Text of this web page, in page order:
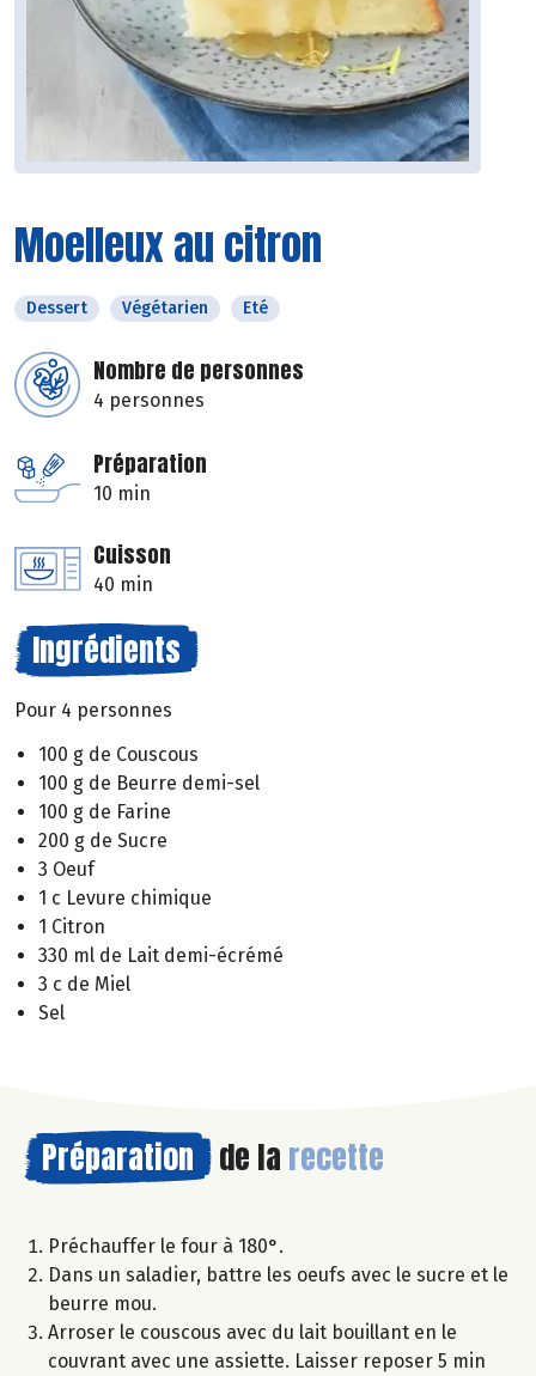
Moelleux au citron
Dessert Végétarien Eté
Nombre de personnes
4 personnes
Préparation
10 min
Cuisson
40 min
Ingrédients
Pour 4 personnes
100 g de Couscous
100 g de Beurre demi-sel
100 g de Farine
200 g de Sucre
3 Oeuf
1 c Levure chimique
1 Citron
330 ml de Lait demi-écrémé
3 c de Miel
Sel
Préparation de la recette
Préchauffer le four à 180°.
Dans un saladier, battre les oeufs avec le sucre et le
beurre mou.
Arroser le couscous avec du lait bouillant en le
couvrant avec une assiette. Laisser reposer 5 min